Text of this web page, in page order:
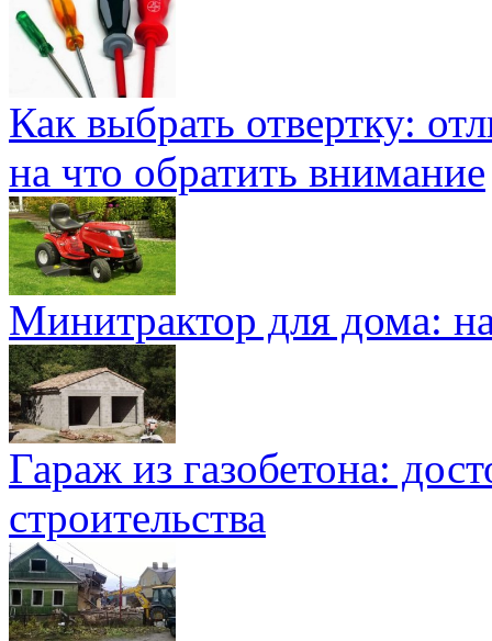
Как выбрать отвертку:
на что обратить внимание
Минитрактор для дома:
Гараж из газобетона:
строительства